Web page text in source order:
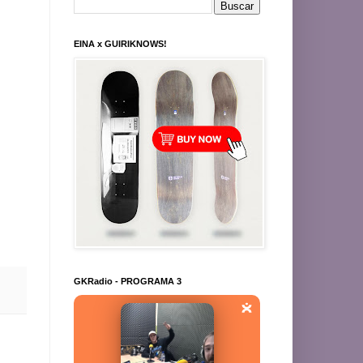
EINA x GUIRIKNOWS!
GKRadio - PROGRAMA 3